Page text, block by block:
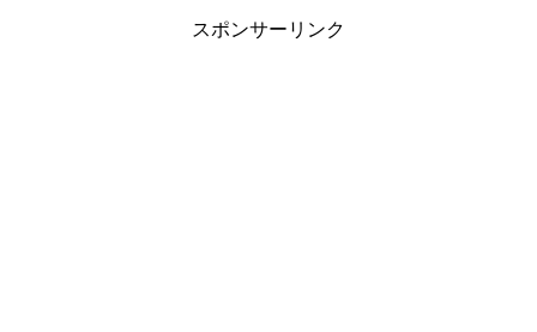
スポンサーリンク